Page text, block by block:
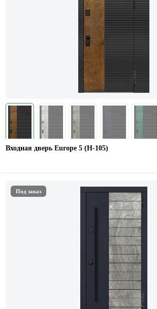
Входная дверь Europe 5 (H-105)
Под заказ